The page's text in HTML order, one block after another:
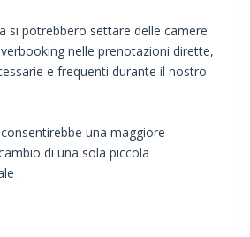
si potrebbero settare delle camere
nelle prenotazioni dirette,
e frequenti durante il nostro
una maggiore
di una sola piccola
.